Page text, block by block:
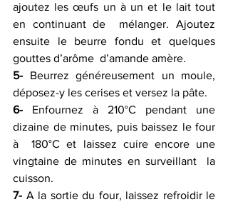
ajoutez les œufs un à un et le lait tout
en continuant de  mélanger. Ajoutez
ensuite le beurre fondu et quelques
gouttes d’arôme  d’amande amère.
5- Beurrez généreusement un moule,
déposez-y les cerises et versez la pâte.
6- Enfournez à 210°C pendant une
dizaine de minutes, puis baissez le four
à  180°C et laissez cuire encore une
vingtaine de minutes en surveillant  la
cuisson.
7- A la sortie du four, laissez refroidir le